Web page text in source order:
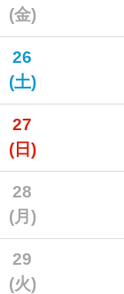
(金)
26
(土)
27
(日)
28
(月)
29
(火)